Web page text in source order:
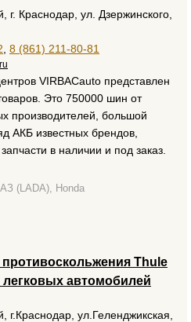
г. Краснодар, ул. Дзержинского,
8 (861) 211-80-81
VIRBAСauto представлен
Это 750000 шин от
производителей, большой
АКБ известных брендов,
в наличии и под заказ.
(LADA), Honda
Thule
автомобилей
г.Краснодар, ул.Геленджикская,